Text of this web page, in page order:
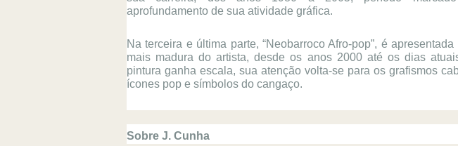
aprofundamento de sua atividade gráfica.
Na terceira e última parte, “Neobarroco Afro-pop”, é apresentada
mais madura do artista, desde os anos 2000 até os dias
pintura ganha escala, sua atenção volta-se para os grafismos
ícones pop e símbolos do cangaço.
Sobre J. Cunha